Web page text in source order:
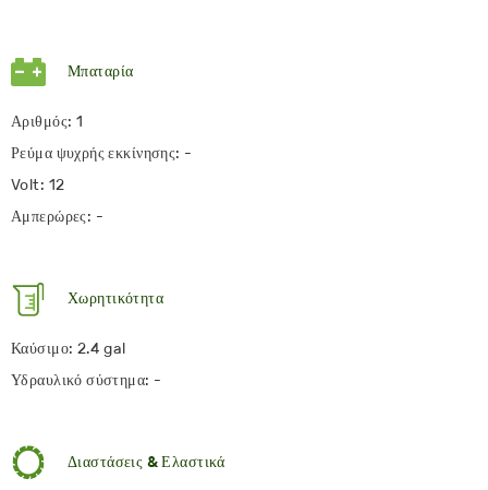
Μπαταρία
Αριθμός: 1
Ρεύμα ψυχρής εκκίνησης: -
Volt: 12
Αμπερώρες: -
Χωρητικότητα
Καύσιμο: 2.4 gal
Υδραυλικό σύστημα: -
Διαστάσεις & Ελαστικά